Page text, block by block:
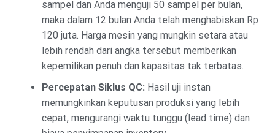
sampel dan Anda menguji 50 sampel per bulan,
maka dalam 12 bulan Anda telah menghabiskan Rp
120 juta. Harga mesin yang mungkin setara atau
lebih rendah dari angka tersebut memberikan
kepemilikan penuh dan kapasitas tak terbatas.
Percepatan Siklus QC: Hasil uji instan
memungkinkan keputusan produksi yang lebih
cepat, mengurangi waktu tunggu (lead time) dan